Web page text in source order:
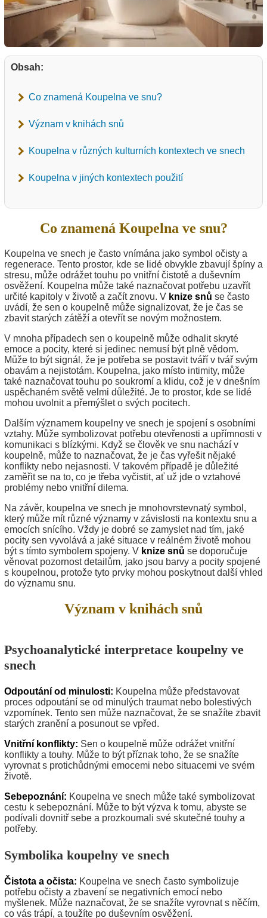
Obsah:
Co znamená Koupelna ve snu?
Význam v knihách snů
Koupelna v různých kulturních kontextech ve snech
Koupelna v jiných kontextech použití
Co znamená Koupelna ve snu?
Koupelna ve snech je často vnímána jako symbol očisty a
regenerace. Tento prostor, kde se lidé obvykle zbavují špíny a
stresu, může odrážet touhu po vnitřní čistotě a duševním
osvěžení. Koupelna může také naznačovat potřebu uzavřít
určité kapitoly v životě a začít znovu. V knize snů se často
uvádí, že sen o koupelně může signalizovat, že je čas se
zbavit starých zátěží a otevřít se novým možnostem.
V mnoha případech sen o koupelně může odhalit skryté
emoce a pocity, které si jedinec nemusí být plně vědom.
Může to být signál, že je potřeba se postavit tváří v tvář svým
obavám a nejistotám. Koupelna, jako místo intimity, může
také naznačovat touhu po soukromí a klidu, což je v dnešním
uspěchaném světě velmi důležité. Je to prostor, kde se lidé
mohou uvolnit a přemýšlet o svých pocitech.
Dalším významem koupelny ve snech je spojení s osobními
vztahy. Může symbolizovat potřebu otevřenosti a upřímnosti v
komunikaci s blízkými. Když se člověk ve snu nachází v
koupelně, může to naznačovat, že je čas vyřešit nějaké
konflikty nebo nejasnosti. V takovém případě je důležité
zaměřit se na to, co je třeba vyčistit, ať už jde o vztahové
problémy nebo vnitřní dilema.
Na závěr, koupelna ve snech je mnohovrstevnatý symbol,
který může mít různé významy v závislosti na kontextu snu a
emocích snícího. Vždy je dobré se zamyslet nad tím, jaké
pocity sen vyvolává a jaké situace v reálném životě mohou
být s tímto symbolem spojeny. V knize snů se doporučuje
věnovat pozornost detailům, jako jsou barvy a pocity spojené
s koupelnou, protože tyto prvky mohou poskytnout další vhled
do významu snu.
Význam v knihách snů
Psychoanalytické interpretace koupelny ve
snech
Odpoutání od minulosti: Koupelna může představovat
proces odpoutání se od minulých traumat nebo bolestivých
vzpomínek. Tento sen může naznačovat, že se snažíte zbavit
starých zranění a posunout se vpřed.
Vnitřní konflikty: Sen o koupelně může odrážet vnitřní
konflikty a touhy. Může to být příznak toho, že se snažíte
vyrovnat s protichůdnými emocemi nebo situacemi ve svém
životě.
Sebepoznání: Koupelna ve snech může také symbolizovat
cestu k sebepoznání. Může to být výzva k tomu, abyste se
podívali dovnitř sebe a prozkoumali své skutečné touhy a
potřeby.
Symbolika koupelny ve snech
Čistota a očista: Koupelna ve snech často symbolizuje
potřebu očisty a zbavení se negativních emocí nebo
myšlenek. Může naznačovat, že se snažíte vyrovnat s něčím,
co vás trápí, a toužíte po duševním osvěžení.